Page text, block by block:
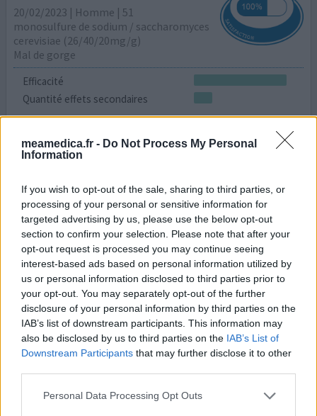
meamedica.fr - Do Not Process My Personal
Information
If you wish to opt-out of the sale, sharing to third parties, or
processing of your personal or sensitive information for
targeted advertising by us, please use the below opt-out
section to confirm your selection. Please note that after your
opt-out request is processed you may continue seeing
interest-based ads based on personal information utilized by
us or personal information disclosed to third parties prior to
your opt-out. You may separately opt-out of the further
disclosure of your personal information by third parties on the
IAB’s list of downstream participants. This information may
also be disclosed by us to third parties on the IAB’s List of
Downstream Participants that may further disclose it to other
Personal Data Processing Opt Outs
20/02/2023 | Homme | 51
monosulfure de sodium / saccharomyces
cerevisiae (26/40/20mg/g)
Mal de gorge
Efficacité
Quantité effets secondaires
Un mal de gorge persistant depuis des mois au niveaux
des vois respiratoires juste au-dessus de la glotte, et
malgré des stérimer et gargarismes divers et des
en moins de 6H. Je le recommande pour un nettoyage
des voie respiratoires encombrés et irrités, pour moi cela
a été un vrais soulagement dans ce cas la. Nic ...lire la
suite
0 réactions
Actisoufre
03/01/2023 | Femme | 56
monosulfure de sodium / saccharomyces
cerevisiae (50mg/ml)
Sinusite